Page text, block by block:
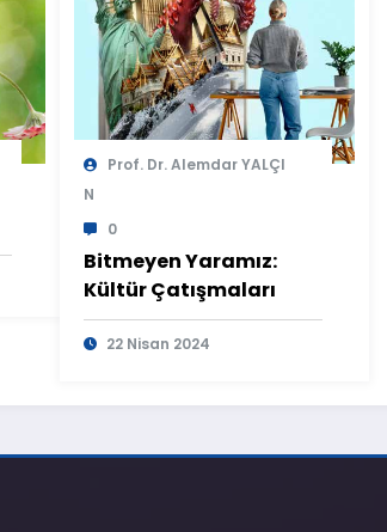
Prof. Dr. Alemdar YALÇI
N
0
Bitmeyen Yaramız:
Kültür Çatışmaları
22 Nisan 2024